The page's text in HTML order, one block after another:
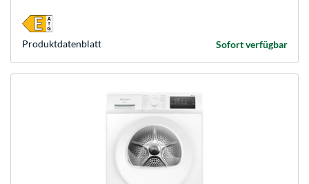
Sofort verfügbar
Produkt­datenblatt